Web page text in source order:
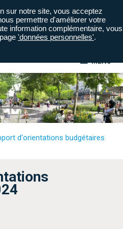
MENU
A= A- A+
d'orientations budgétaires
sur notre site, vous acceptez
permettre d'améliorer votre
information complémentaire, vous
'données personnelles'.